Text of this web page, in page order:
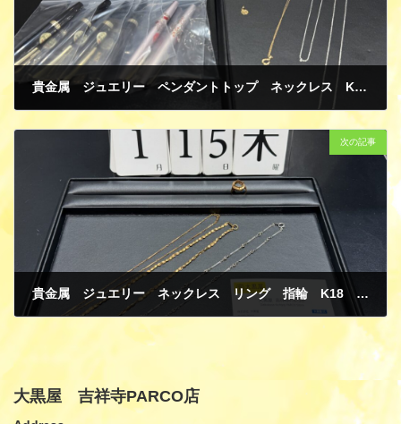
貴金属 ジュエリー ペンダントトップ ネックレス K18 イエローゴールド SV925 シルバー PILOT パイロット 万年筆 買取
次の記事
貴金属 ジュエリー ネックレス リング 指輪 K18 イエローゴールド PT850 プラチナ 買取
大黒屋 吉祥寺PARCO店